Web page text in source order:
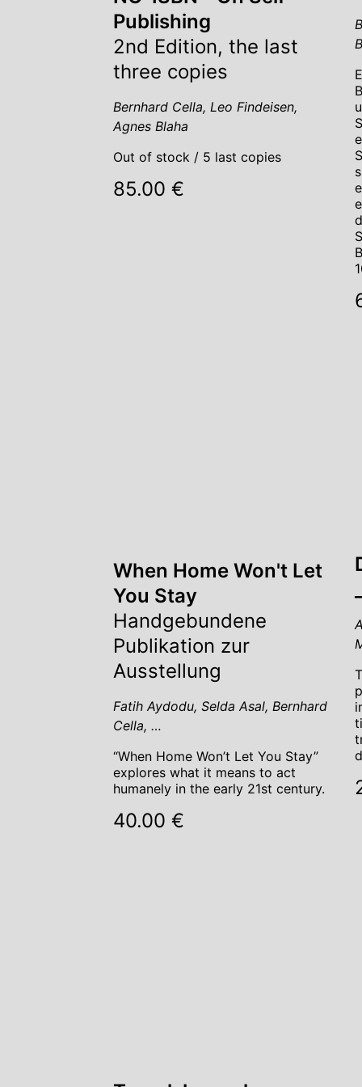
Publishing
2nd Edition, the last
three copies
Bernhard Cella, Leo Findeisen,
Agnes Blaha
Out of stock / 5 last copies
85.00 €
When Home Won't Let
You Stay
Handgebundene
Publikation zur
Ausstellung
Fatih Aydodu, Selda Asal, Bernhard
Cella, …
“When Home Won’t Let You Stay”
explores what it means to act
humanely in the early 21st century.
40.00 €